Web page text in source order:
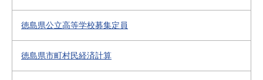
徳島県公立高等学校募集定員
徳島県市町村民経済計算